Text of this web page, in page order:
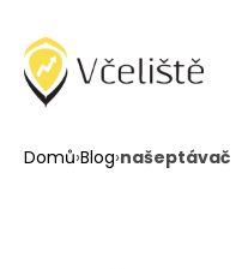
Domů›Blog›našeptávač